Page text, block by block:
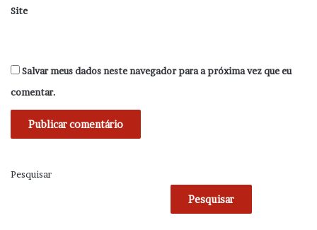
Site
Salvar meus dados neste navegador para a próxima vez que eu
comentar.
Pesquisar
Pesquisar